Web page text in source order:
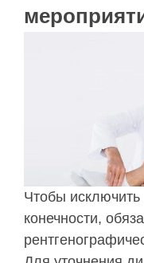
Чтобы
конечности,